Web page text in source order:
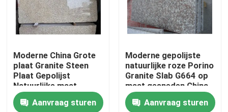
Moderne China Grote
plaat Granite Steen
Plaat Gepolijst
Natuurlijke maat
Chinese Roze Porno
Roze Granit Plaat
Aanvraag sturen
Moderne gepolijste
natuurlijke roze Porino
Granite Slab G664 op
maat gesneden China
Roze Porno Rosa
prijzenAanvraag sturen